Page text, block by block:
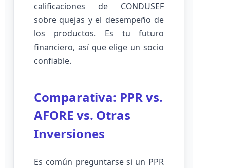
calificaciones de CONDUSEF
sobre quejas y el desempeño de
los productos. Es tu futuro
financiero, así que elige un socio
confiable.
Comparativa: PPR vs.
AFORE vs. Otras
Inversiones
Es común preguntarse si un PPR